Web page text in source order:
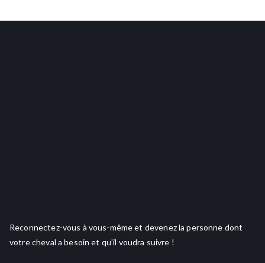
Reconnectez-vous à vous-même et devenez la personne dont
votre cheval a besoin et qu’il voudra suivre !